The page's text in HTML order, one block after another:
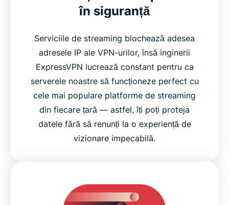
în siguranță
Serviciile de streaming blochează adesea
adresele IP ale VPN-urilor, însă inginerii
ExpressVPN lucrează constant pentru ca
serverele noastre să funcționeze perfect cu
cele mai populare platforme de streaming
din fiecare țară — astfel, îți poți proteja
datele fără să renunți la o experiență de
vizionare impecabilă.